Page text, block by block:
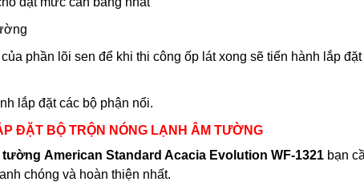
phần lõi sen để khi thi công ốp lát xong sẽ tiến hành lắp
lắp đặt các bộ phận nổi.
ĐẶT BỘ TRỘN NÓNG LẠNH ÂM TƯỜNG
tường American Standard Acacia Evolution WF-1321 bạn
chóng và hoàn thiện nhất.